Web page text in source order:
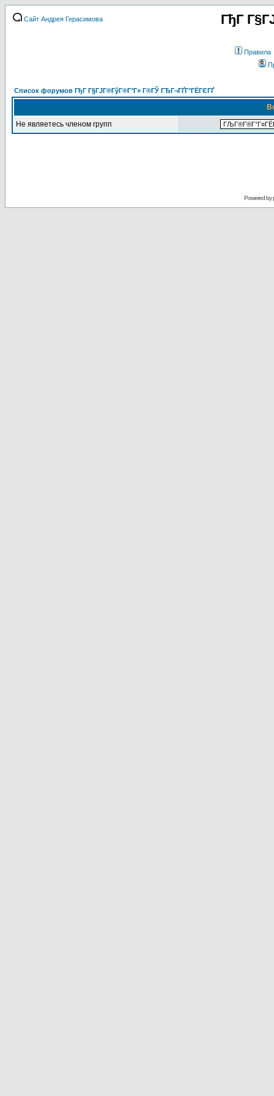
Сайт Андрея Герасимова ГђГ
Правила
Список форумов ГђГ Г§ГЈГ®ГўГ®Г°Г» Г®ГЎ ГЂГ¬ГҐГ°ГЁГЄГҐ
Не являетесь членом групп
Powered by